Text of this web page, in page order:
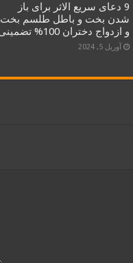
9 دعای سریع الاثر برای باز
شدن بخت و باطل طلسم بخت
و ازدواج دختران 100% تضمینی
آوریل 5, 2024